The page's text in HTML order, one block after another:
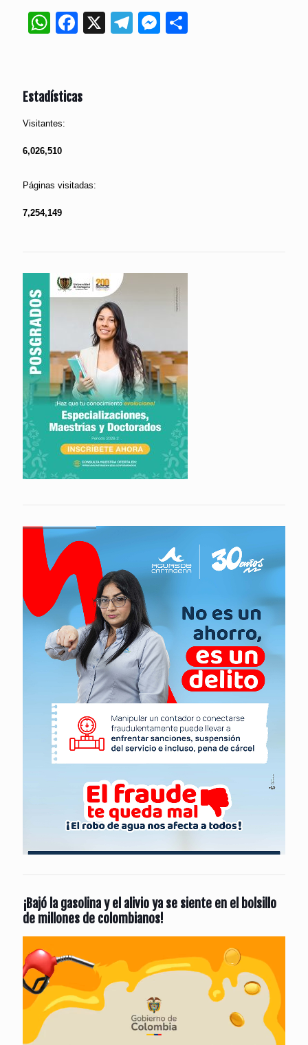
WhatsApp
Facebook
X Telegram
Messenger
Estadísticas
Visitantes:
6,026,510
Páginas visitadas:
7,254,149
¡Bajó la gasolina y el alivio ya se siente en el bolsillo
de millones de colombianos!
de
vídeo